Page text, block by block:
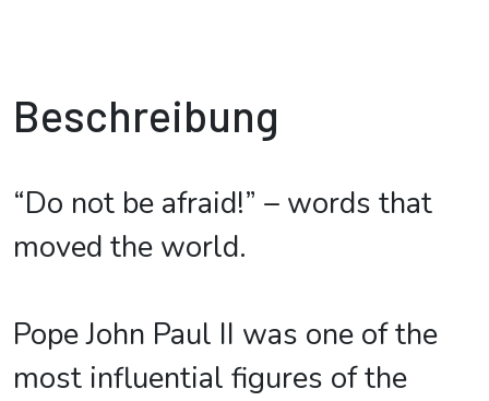
Beschreibung
“Do not be afraid!” – words that
moved the world.
Pope John Paul II was one of the
most influential figures of the